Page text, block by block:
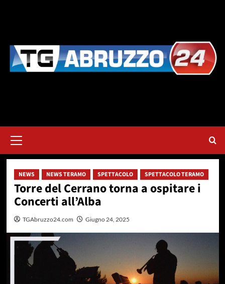
principale
NEWS NEWS TERAMO SPETTACOLO SPETTACOLO TERAMO
Torre del Cerrano torna a ospitare i
Concerti all’Alba
TGAbruzzo24.com Giugno 24, 2025